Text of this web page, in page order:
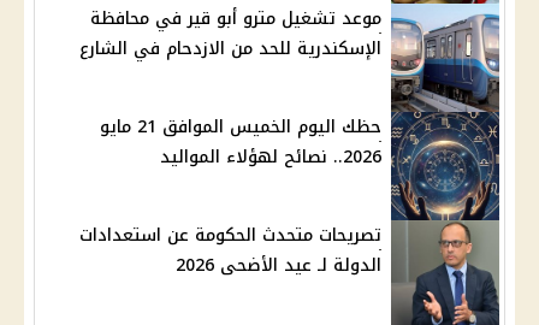
موعد تشغيل مترو أبو قير في محافظة
الإسكندرية للحد من الازدحام في الشارع
حظك اليوم الخميس الموافق 21 مايو
2026.. نصائح لهؤلاء المواليد
تصريحات متحدث الحكومة عن استعدادات
الدولة لـ عيد الأضحى 2026